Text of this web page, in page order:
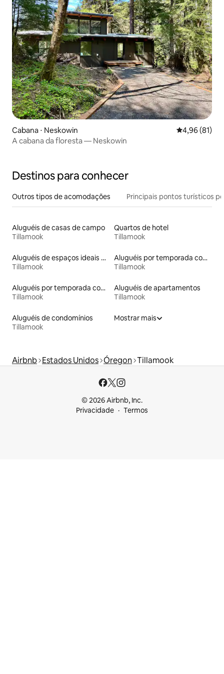
Cabana ⋅ Neskowin 4,96 de uma
4,96 (81)
A cabana da floresta — Neskowin
Destinos para conhecer
Outros tipos de acomodações Principais pontos turísticos
Aluguéis de casas de campo
Tillamook
Quartos de hotel
Tillamook
Aluguéis de espaços ideais para famílias
Tillamook
Aluguéis por temporada com acesso ao lago
Tillamook
Aluguéis por temporada com caiaque
Tillamook
Aluguéis de apartamentos
Tillamook
Aluguéis de condomínios
Tillamook
Mostrar mais
Airbnb Estados Unidos Óregon Tillamook
© 2026 Airbnb, Inc.
Privacidade
Termos